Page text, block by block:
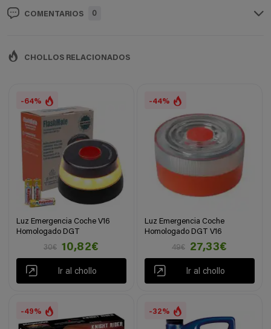
COMENTARIOS 0
CHOLLOS RELACIONADOS
-64%
Luz Emergencia Coche V16
Homologado DGT
30€
10,82€
Ir al chollo
-44%
Luz Emergencia Coche
Homologado DGT V16
49€
27,33€
Ir al chollo
-49% -32%